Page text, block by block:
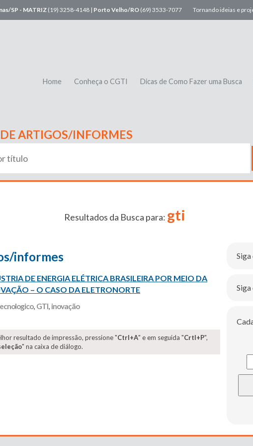
SP - MATRIZ (19) 3258-4148 | Porto Velho/RO (69) 3533-7077 Tornando ideias e
Home Conheça o CGTI Dicas de Como Fazer uma Busca
ARTIGOS/INFORMES
Resultados da Busca para: gti
informes
DE ENERGIA ELÉTRICA BRASILEIRA POR MEIO DA
– O CASO DA ELETRONORTE
, GTI, inovação
resultado de impressão, pressione "Ctrl+A" e em seguida "Crtl+P",
" na caixa de diálogo.